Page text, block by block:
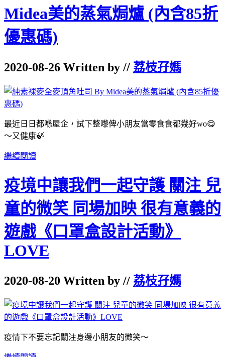
Midea美的蒸氣焗爐 (內含85折
優惠碼)
2020-08-26 Written by // 荔枝孖媽
最近日日都喺屋企，試下整嚟俾小朋友當零食食都幾好wo😋
～又健康🍃
繼續閱讀
疫境中讓我們一起守護 關注 兒
童的微笑 同場加映 很有意義的
遊戲《口罩盒設計活動》
LOVE
2020-08-20 Written by // 荔枝孖媽
疫情下不要忘記關注身邊小朋友的微笑～